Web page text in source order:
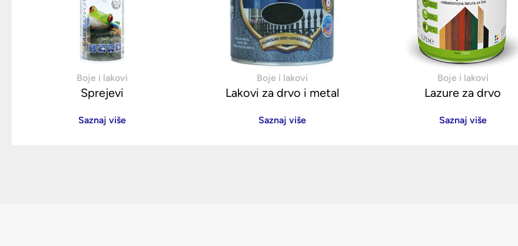
Boje i lakovi
Sprejevi
Saznaj više
Boje i lakovi
Lakovi za drvo i metal
Saznaj više
Boje i lakovi
Lazure za drvo
Saznaj više